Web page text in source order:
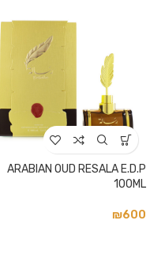
ARABIAN OUD RESALA E.D.P
100ML
₪600